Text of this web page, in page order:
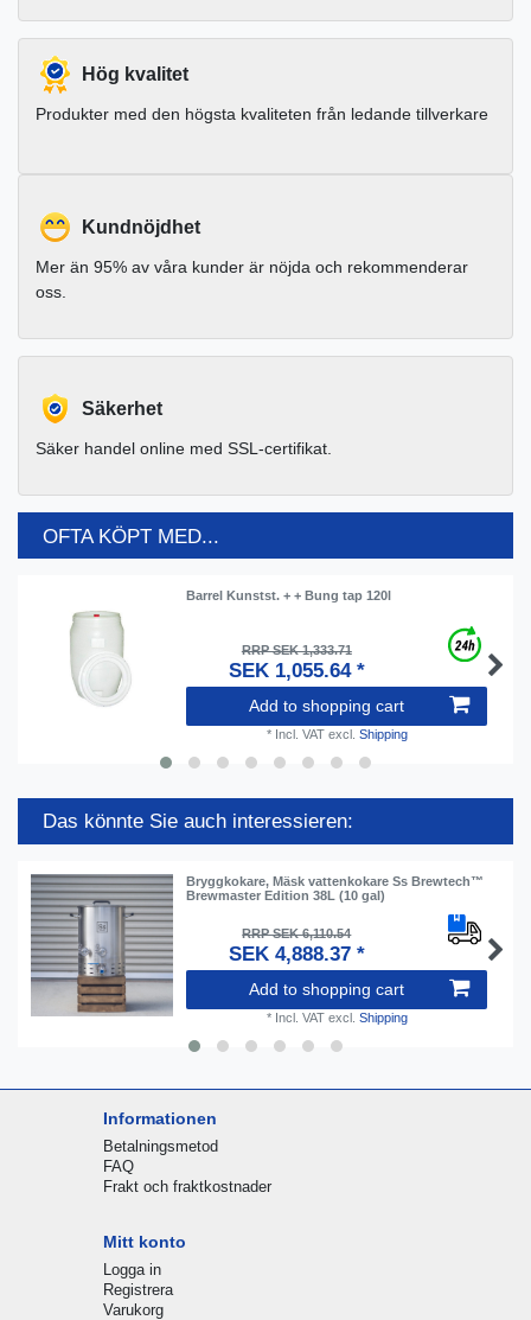
Hög kvalitet
Produkter med den högsta kvaliteten från ledande tillverkare
Kundnöjdhet
Mer än 95% av våra kunder är nöjda och rekommenderar
oss.
Säkerhet
Säker handel online med SSL-certifikat.
OFTA KÖPT MED...
Barrel Kunstst. + + Bung tap 120l
RRP SEK 1,333.71
SEK 1,055.64 *
Add to shopping cart
* Incl. VATexcl. Shipping
Das könnte Sie auch interessieren:
Bryggkokare, Mäsk vattenkokare Ss Brewtech™
Brewmaster Edition 38L (10 gal)
RRP SEK 6,110.54
SEK 4,888.37 *
Add to shopping cart
* Incl. VATexcl. Shipping
Informationen
Betalningsmetod
FAQ
Frakt och fraktkostnader
Mitt konto
Logga in
Registrera
Varukorg